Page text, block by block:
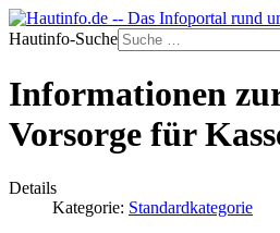
Hautinfo-Suche
Informationen
Vorsorge für
Details
Kategorie: Standardkategorie